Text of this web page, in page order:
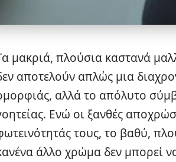
μακριά, πλούσια καστανά
αποτελούν απλώς μια
αλλά το απόλυτο
Ενώ οι ξανθές
τους, το βαθύ,
άλλο χρώμα δεν μπορεί